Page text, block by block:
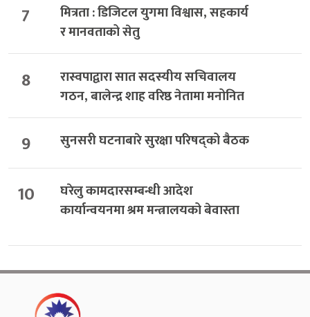
7
मित्रता : डिजिटल युगमा विश्वास, सहकार्य
र मानवताको सेतु
8
रास्वपाद्वारा सात सदस्यीय सचिवालय
गठन, बालेन्द्र शाह वरिष्ठ नेतामा मनोनित
9 सुनसरी घटनाबारे सुरक्षा परिषद्को बैठक
10
घरेलु कामदारसम्बन्धी आदेश
कार्यान्वयनमा श्रम मन्त्रालयको बेवास्ता